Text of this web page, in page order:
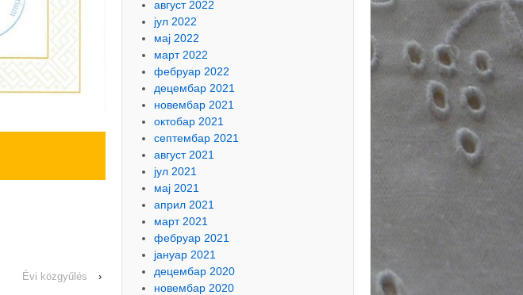
Évi közgyűlés ›
август 2022
јул 2022
мај 2022
март 2022
фебруар 2022
децембар 2021
новембар 2021
октобар 2021
септембар 2021
август 2021
јул 2021
мај 2021
април 2021
март 2021
фебруар 2021
јануар 2021
децембар 2020
новембар 2020